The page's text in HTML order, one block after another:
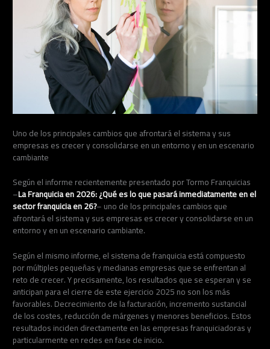
Uno de los principales cambios que afrontará el sistema y sus
empresas es crecer y consolidarse en un entorno y en un escenario
cambiante
Según el informe recientemente presentado por Tormo Franquicias
–La Franquicia en 2026: ¿Qué es lo que pasará inmediatamente en el
sector franquicia en 26?– uno de los principales cambios que
afrontará el sistema y sus empresas es crecer y consolidarse en un
entorno y en un escenario cambiante.
Según el mismo informe, el sistema de franquicia está compuesto
por múltiples pequeñas y medianas empresas que se enfrentan al
reto de crecer. Y precisamente, los resultados que se esperan y se
anticipan para el cierre de este ejercicio 2025 no son los más
favorables. Decrecimiento de la facturación, incremento sustancial
de los costes, reducción de márgenes y menores beneficios. Estos
resultados inciden directamente en las empresas franquiciadoras y
particularmente en redes en fase de inicio.